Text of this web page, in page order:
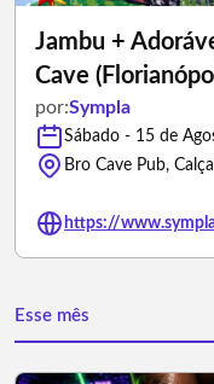
Jambu +
Cave
por:Sympla
Sábado - 15 de
Esse mês